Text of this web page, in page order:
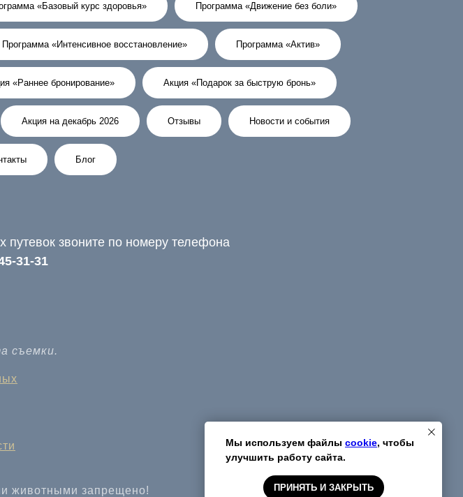
Мы используем файлы cookie, чтобы
улучшить работу сайта.
ПРИНЯТЬ И ЗАКРЫТЬ
«Базовый курс здоровья» Программа «Движение без боли»
Программа «Интенсивное восстановление» Программа «Актив»
«Раннее бронирование» Акция «Подарок за быструю бронь»
Акция на декабрь 2026 Отзывы Новости и события
Блог
путевок звоните по номеру телефона
31-31
съемки.
животными запрещено!